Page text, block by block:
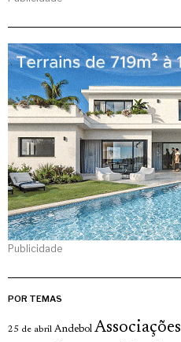
Publicidade
POR TEMAS
25 de abril Andebol Associações